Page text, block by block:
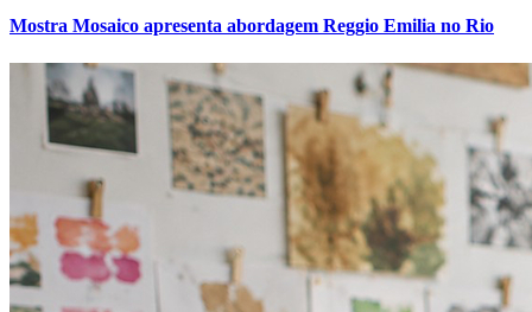
Mostra Mosaico apresenta abordagem Reggio Emilia no Rio